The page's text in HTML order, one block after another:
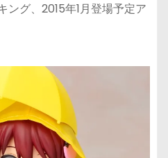
ング、2015年1月登場予定ア